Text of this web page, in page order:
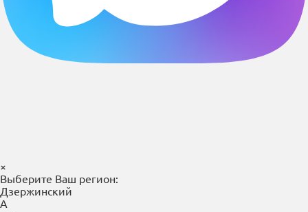
×
Выберите Ваш регион:
Дзержинский
А